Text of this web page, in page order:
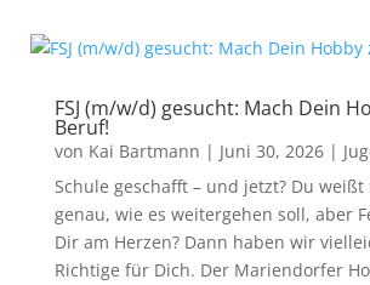
FSJ (m/w/d) gesucht: Mach Dein
Beruf!
von Kai Bartmann | Juni 30, 2026|
Schule geschafft – und jetzt? Du
genau, wie es weitergehen soll, aber
Dir am Herzen? Dann haben wir
Richtige für Dich. Der Mariendorfer